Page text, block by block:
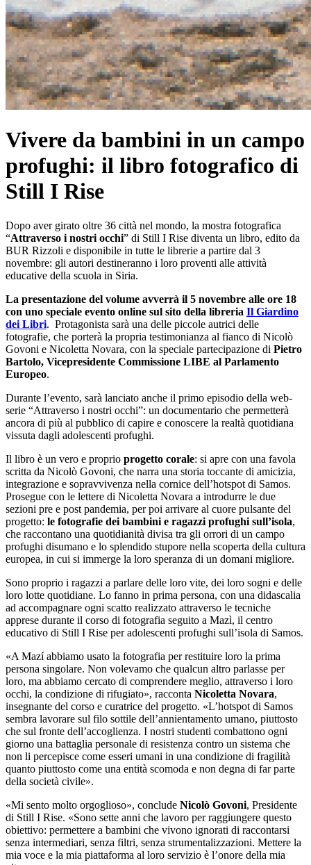
Vivere da bambini in un campo
profughi: il libro fotografico di
Still I Rise
Dopo aver girato oltre 36 città nel mondo, la mostra fotografica
“Attraverso i nostri occhi” di Still I Rise diventa un libro, edito da
BUR Rizzoli e disponibile in tutte le librerie a partire dal 3
novembre: gli autori destineranno i loro proventi alle attività
educative della scuola in Siria.
La presentazione del volume avverrà il 5 novembre alle ore 18
con uno speciale evento online sul sito della libreria Il Giardino
dei Libri. Protagonista sarà una delle piccole autrici delle
fotografie, che porterà la propria testimonianza al fianco di Nicolò
Govoni e Nicoletta Novara, con la speciale partecipazione di Pietro
Bartolo, Vicepresidente Commissione LIBE al Parlamento
Europeo.
Durante l’evento, sarà lanciato anche il primo episodio della web-
serie “Attraverso i nostri occhi”: un documentario che permetterà
ancora di più al pubblico di capire e conoscere la realtà quotidiana
vissuta dagli adolescenti profughi.
Il libro è un vero e proprio progetto corale: si apre con una favola
scritta da Nicolò Govoni, che narra una storia toccante di amicizia,
integrazione e sopravvivenza nella cornice dell’hotspot di Samos.
Prosegue con le lettere di Nicoletta Novara a introdurre le due
sezioni pre e post pandemia, per poi arrivare al cuore pulsante del
progetto: le fotografie dei bambini e ragazzi profughi sull’isola,
che raccontano una quotidianità divisa tra gli orrori di un campo
profughi disumano e lo splendido stupore nella scoperta della cultura
europea, in cui si immerge la loro speranza di un domani migliore.
Sono proprio i ragazzi a parlare delle loro vite, dei loro sogni e delle
loro lotte quotidiane. Lo fanno in prima persona, con una didascalia
ad accompagnare ogni scatto realizzato attraverso le tecniche
apprese durante il corso di fotografia seguito a Mazì, il centro
educativo di Still I Rise per adolescenti profughi sull’isola di Samos.
«A Mazí abbiamo usato la fotografia per restituire loro la prima
persona singolare. Non volevamo che qualcun altro parlasse per
loro, ma abbiamo cercato di comprendere meglio, attraverso i loro
occhi, la condizione di rifugiato», racconta Nicoletta Novara,
insegnante del corso e curatrice del progetto. «L’hotspot di Samos
sembra lavorare sul filo sottile dell’annientamento umano, piuttosto
che sul fronte dell’accoglienza. I nostri studenti combattono ogni
giorno una battaglia personale di resistenza contro un sistema che
non li percepisce come esseri umani in una condizione di fragilità
quanto piuttosto come una entità scomoda e non degna di far parte
della società civile».
«Mi sento molto orgoglioso», conclude Nicolò Govoni, Presidente
di Still I Rise. «Sono sette anni che lavoro per raggiungere questo
obiettivo: permettere a bambini che vivono ignorati di raccontarsi
senza intermediari, senza filtri, senza strumentalizzazioni. Mettere la
mia voce e la mia piattaforma al loro servizio è l’onore della mia